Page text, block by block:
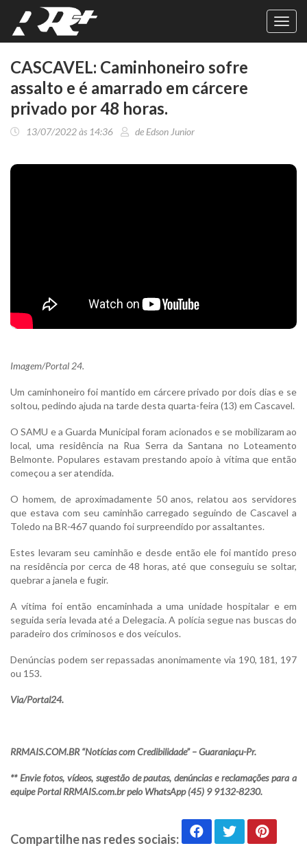
CASCAVEL: Caminhoneiro sofre
assalto e é amarrado em cárcere
privado por 48 horas.
13/07/2022 às 14:36 de Edson Junior
Imagem/Portal 24.
Um caminhoneiro foi mantido em cárcere privado por dois dias e se
soltou, pedindo ajuda na tarde desta quarta-feira (13) em Cascavel.
O SAMU e a Guarda Municipal foram acionados e se mobilizaram ao
local, uma residência na Rua Serra da Santana no Loteamento
Belmonte. Populares estavam prestando apoio à vítima que então
começou a ser atendida.
O homem, de aproximadamente 50 anos, relatou aos servidores
que estava com seu caminhão carregado seguindo de Cascavel a
Toledo na BR-467 quando foi surpreendido por assaltantes.
Estes levaram seu caminhão e desde então ele foi mantido preso
na residência por cerca de 48 horas, até que conseguiu se soltar,
quebrar a janela e fugir.
A vítima foi então encaminhada a uma unidade hospitalar e em
seguida seria levada até a Delegacia. A polícia segue nas buscas do
paradeiro dos criminosos e dos veículos.
Denúncias podem ser repassadas anonimamente via 190, 181, 197
ou 153.
Via/Portal24.
RRMAIS.COM.BR “Notícias com Credibilidade” – Guaraniaçu-Pr.
** Envie fotos, vídeos, sugestão de pautas, denúncias e reclamações para a
equipe Portal RRMAIS.com.br pelo WhatsApp (45) 9 9132-8230.
Compartilhe nas redes sociais: